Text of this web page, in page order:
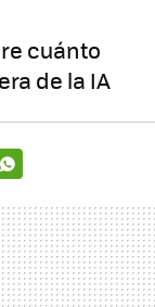
cuánto
de la IA